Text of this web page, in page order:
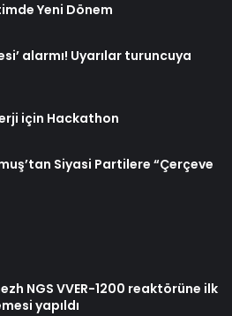
Yeni Dönem
alarmı! Uyarılar turuncuya
için Hackathon
Siyasi Partilere “Çerçeve
NGS VVER-1200 reaktörüne ilk
yapıldı